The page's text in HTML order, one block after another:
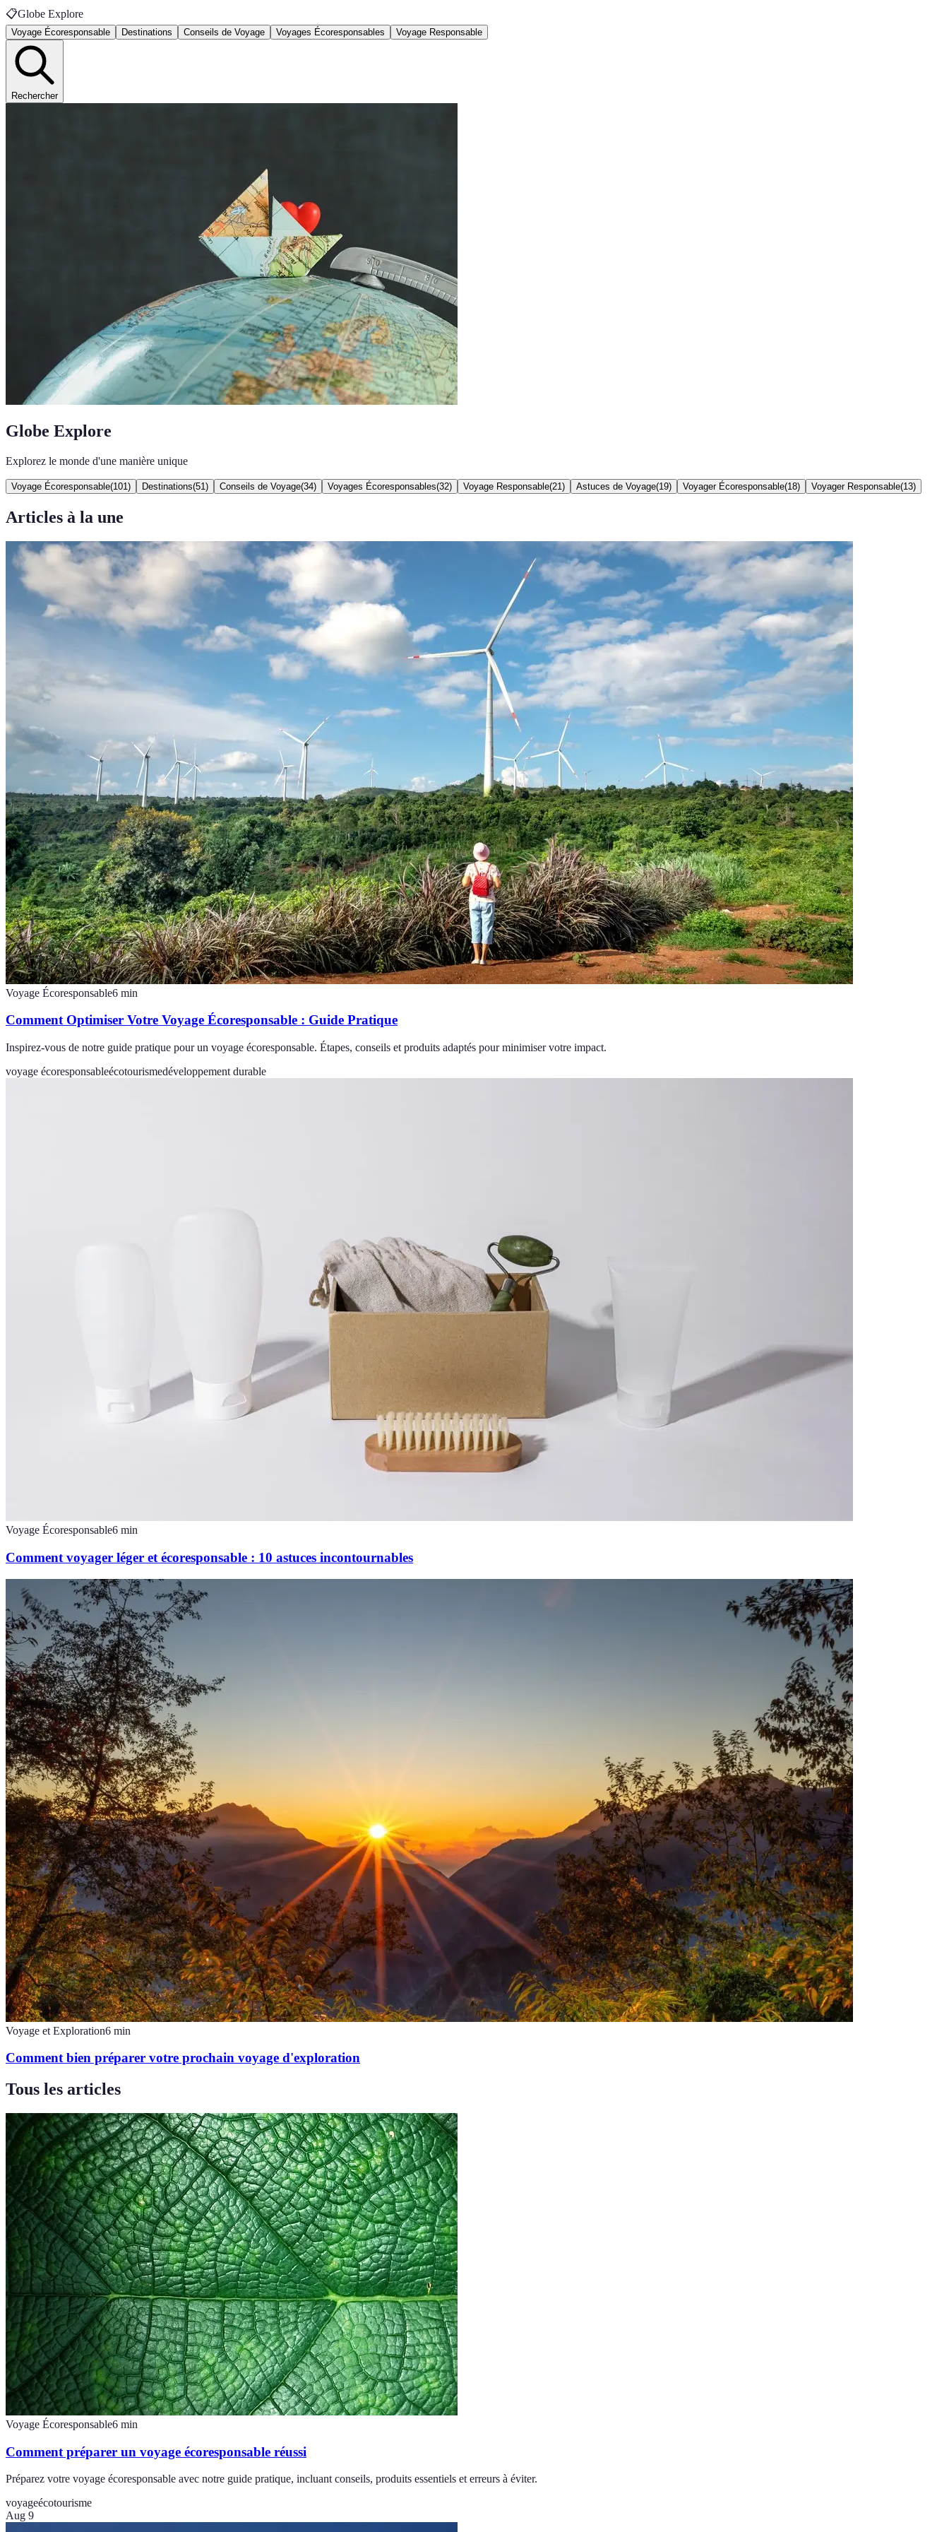
📋Globe Explore
Voyage Écoresponsable Destinations Conseils de Voyage Voyages Écoresponsables Voyage Responsable
Rechercher
Globe Explore
Explorez le monde d'une manière unique
Voyage Écoresponsable(101 ) Destinations(51 ) Conseils de Voyage(34) Voyages Écoresponsables(32) Voyage Responsable(21 ) Astuces de Voyage(19) Voyager Écoresponsable(18) Voyager Responsable(13)
Articles à la une
Voyage Écoresponsable6 min
Comment Optimiser Votre Voyage Écoresponsable : Guide Pratique
Inspirez-vous de notre guide pratique pour un voyage écoresponsable. Étapes, conseils et produits adaptés pour minimiser votre impact.
voyage écoresponsableécotourismedéveloppement durable
Voyage Écoresponsable6 min
Comment voyager léger et écoresponsable : 10 astuces incontournables
Voyage et Exploration6 min
Comment bien préparer votre prochain voyage d'exploration
Tous les articles
Voyage Écoresponsable6 min
Comment préparer un voyage écoresponsable réussi
Préparez votre voyage écoresponsable avec notre guide pratique, incluant conseils, produits essentiels et erreurs à éviter.
voyageécotourisme
Aug 9